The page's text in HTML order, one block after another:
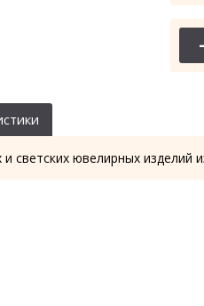
-
светских ювелирных изделий